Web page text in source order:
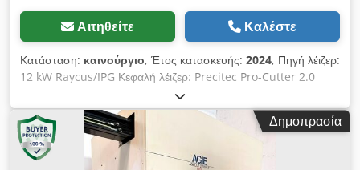
Αιτηθείτε Καλέστε
Κατάσταση: καινούργιο, Έτος κατασκευής: 2024, Πηγή λέιζερ:
12 kW Raycus/IPG Κεφαλή λέιζερ: Precitec Pro-Cutter 2.0
Σύστημα ελέγχου: FSCUT 8000 Αποτελεσματική επιφάνεια
εργασίας: 1520x3050 mm Μέγ. Ταχύτητα τοποθέτησης: 120
m/min Μέγ. Επιτάχυνση: 1,5 m/s² Dwodpfx Aji Ar Rujh Iea
Ακρίβεια τοποθέτησης: 0,02 mm/m Επαναληψιμότητα: 0,03
mm/m Μέγιστο φορτίο τραπεζιού Φορτίο τραπεζιού: 1500 kg
Δημοπρασία